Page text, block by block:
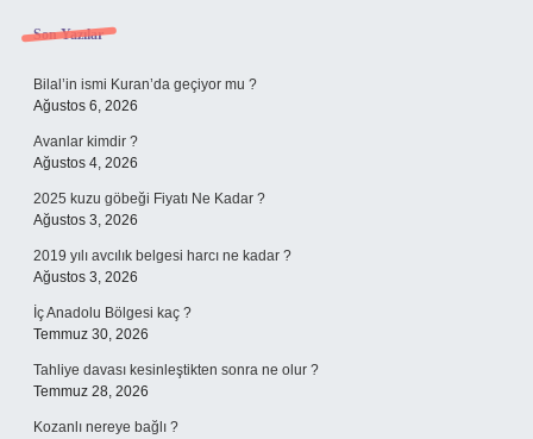
Sidebar
Son Yazılar
Bilal’in ismi Kuran’da geçiyor mu ?
Ağustos 6, 2026
Avanlar kimdir ?
Ağustos 4, 2026
2025 kuzu göbeği Fiyatı Ne Kadar ?
Ağustos 3, 2026
2019 yılı avcılık belgesi harcı ne kadar ?
Ağustos 3, 2026
İç Anadolu Bölgesi kaç ?
Temmuz 30, 2026
Tahliye davası kesinleştikten sonra ne olur ?
Temmuz 28, 2026
Kozanlı nereye bağlı ?